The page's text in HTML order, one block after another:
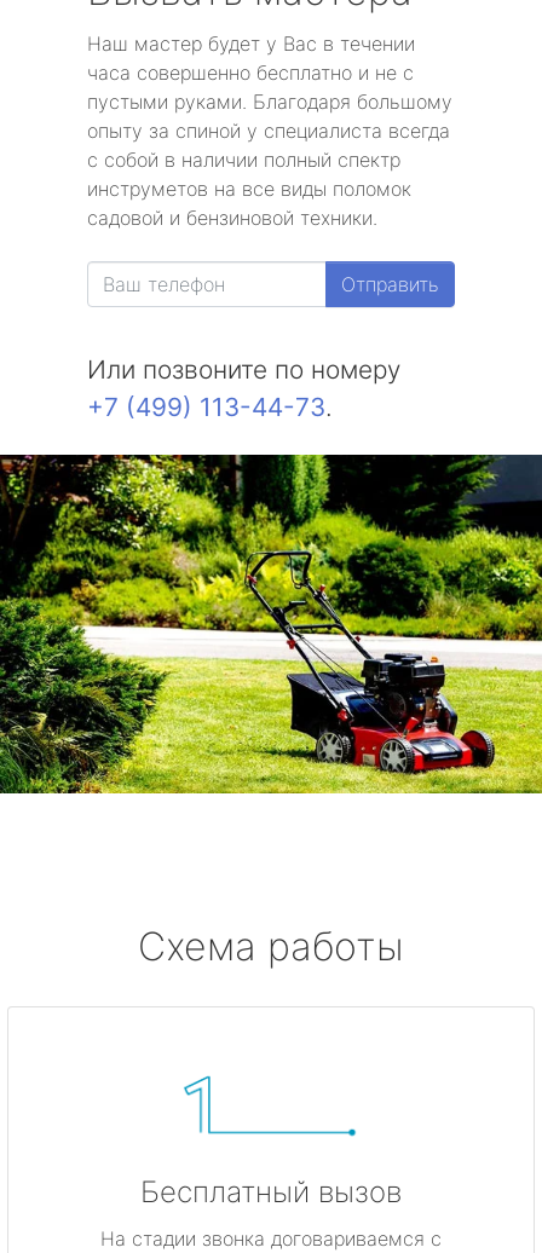
Наш мастер будет у Вас в течении
часа совершенно бесплатно и не с
пустыми руками. Благодаря большому
опыту за спиной у специалиста всегда
с собой в наличии полный спектр
инструметов на все виды поломок
садовой и бензиновой техники.
Отправить
Или позвоните по номеру
+7 (499) 113-44-73.
Схема работы
Бесплатный вызов
На стадии звонка договариваемся с